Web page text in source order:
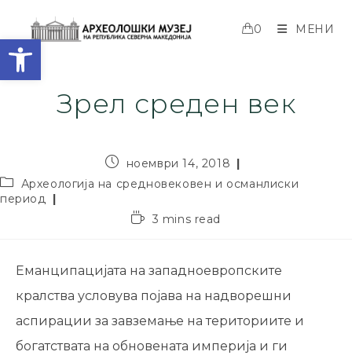
Open toolbar
0 МЕНИ
Зрел среден век
ноември 14, 2018
Археологија на средновековен и османлиски
период
3 mins read
Еманципацијата на западноевропските
кралства условува појава на надворешни
аспирации за завземање на териториите и
богатствата на обновената империја и ги